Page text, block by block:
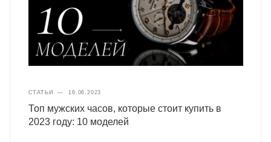
СТАТЬИ — 16.06.2023
Топ мужских часов, которые стоит купить в
2023 году: 10 моделей